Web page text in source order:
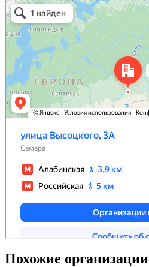
Похожие организации